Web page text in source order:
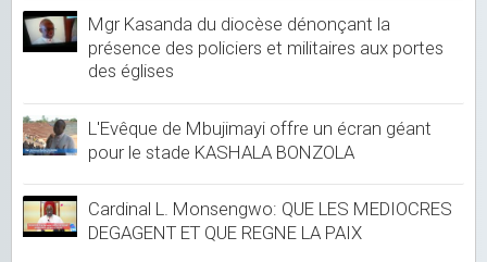
Mgr Kasanda du diocèse dénonçant la
présence des policiers et militaires aux portes
des églises
L'Evêque de Mbujimayi offre un écran géant
pour le stade KASHALA BONZOLA
Cardinal L. Monsengwo: QUE LES MEDIOCRES
DEGAGENT ET QUE REGNE LA PAIX